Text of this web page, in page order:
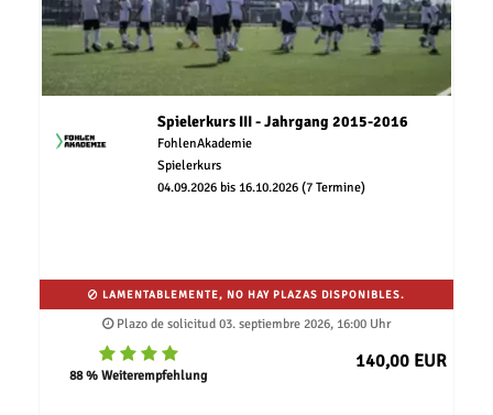
Spielerkurs III - Jahrgang 2015-2016
FohlenAkademie
Spielerkurs
04.09.2026 bis 16.10.2026 (7 Termine)
LAMENTABLEMENTE, NO HAY PLAZAS DISPONIBLES.
Plazo de solicitud 03. septiembre 2026, 16:00 Uhr
88 % Weiterempfehlung
140,00 EUR